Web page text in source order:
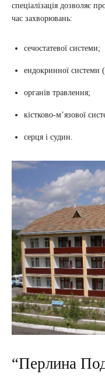
спеціалізація дозволяє
час захворювань:
сечостатевої системи;
ендокринної системи
органів травлення;
кістково-мʼязової
серця і судин.
“Перлина